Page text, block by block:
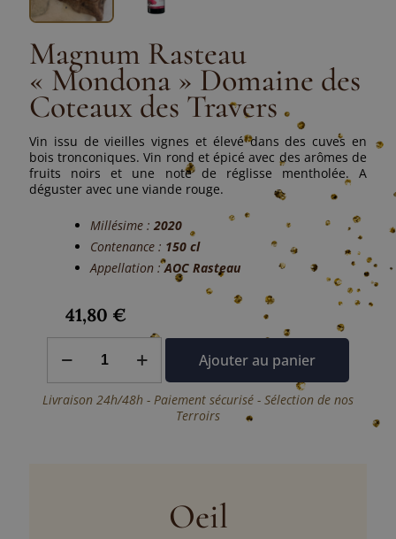
Magnum Rasteau
« Mondona » Domaine des
Coteaux des Travers
Vin issu de vieilles vignes et élevé dans des cuves en
bois tronconiques. Vin rond et épicé avec des arômes de
fruits noirs et une note de réglisse mentholée. A
déguster avec une viande rouge.
Millésime :2020
Contenance : 150 cl
Appellation :AOC Rasteau
41,80 €
quantité
Rasteau
"Mondona"
Ajouter au panier
Livraison 24h/48h - Paiement sécurisé - Sélection de nos
Terroirs
Oeil